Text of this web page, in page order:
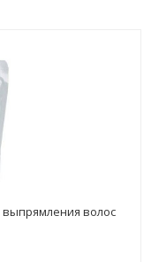
выпрямления волос